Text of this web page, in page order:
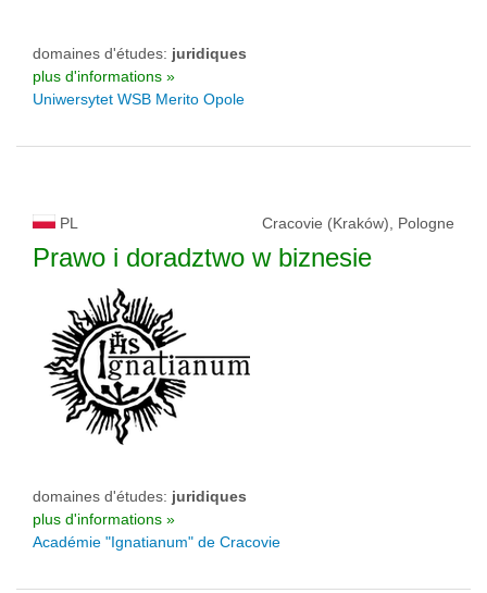
domaines d'études: juridiques
plus d'informations »
Uniwersytet WSB Merito Opole
PL Cracovie (Kraków), Pologne
Prawo i doradztwo w biznesie
domaines d'études: juridiques
plus d'informations »
Académie "Ignatianum" de Cracovie